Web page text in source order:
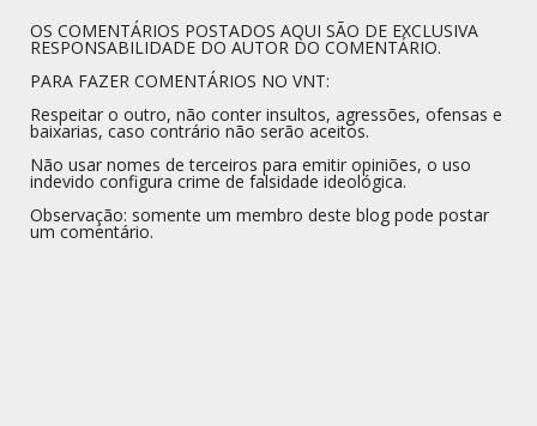
OS COMENTÁRIOS POSTADOS AQUI SÃO DE EXCLUSIVA
RESPONSABILIDADE DO AUTOR DO COMENTÁRIO.
PARA FAZER COMENTÁRIOS NO VNT:
Respeitar o outro, não conter insultos, agressões, ofensas e
baixarias, caso contrário não serão aceitos.
Não usar nomes de terceiros para emitir opiniões, o uso
indevido configura crime de falsidade ideológica.
Observação: somente um membro deste blog pode postar
um comentário.